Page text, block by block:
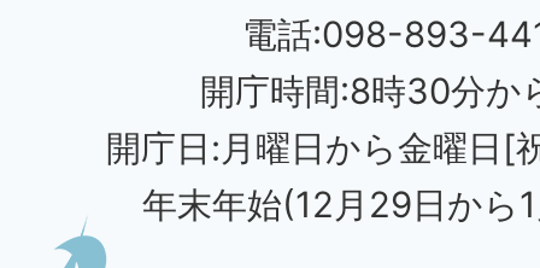
電話:098-893-
開庁時間:8時30分か
開庁日:月曜日から金曜日[
年末年始(12月29日から